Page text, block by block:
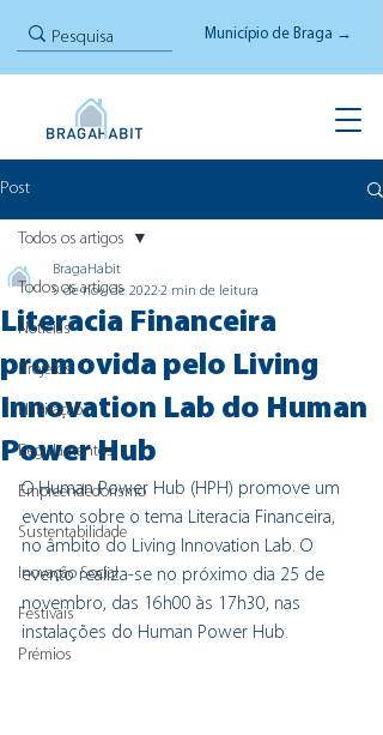
Município de Braga →
Post
Todos os artigos
Notícias
Projetos
Habitação
Regulamentos
Empreendedorismo
Sustentabilidade
Inovação Social
Festivais
Prémios
Todos os artigos
Literacia Financeira
promovida pelo Living
Innovation Lab do Human
Power Hub
BragaHabit
9 de nov. de 2022 2 min de leitura
O Human Power Hub (HPH) promove um
evento sobre o tema Literacia Financeira,
no âmbito do Living Innovation Lab. O
evento realiza-se no próximo dia 25 de
novembro, das 16h00 às 17h30, nas
instalações do Human Power Hub.